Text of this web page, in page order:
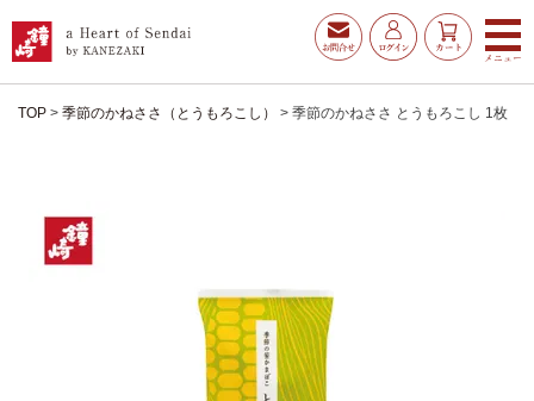
TOP 季節のかねささ（とうもろこし） 季節のかねささ とうもろこし 1枚